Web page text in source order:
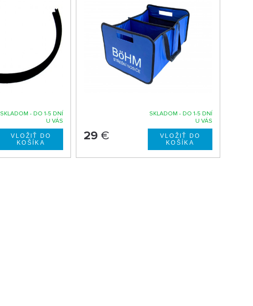
SKLADOM - DO 1-5 DNÍ
U VÁS
SKLADOM - DO 1-5 DNÍ
U VÁS
29 €